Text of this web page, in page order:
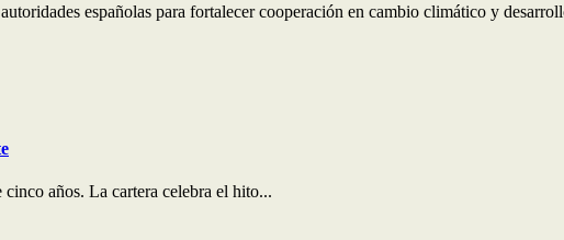
españolas para fortalecer cooperación en cambio climático y
años. La cartera celebra el hito...